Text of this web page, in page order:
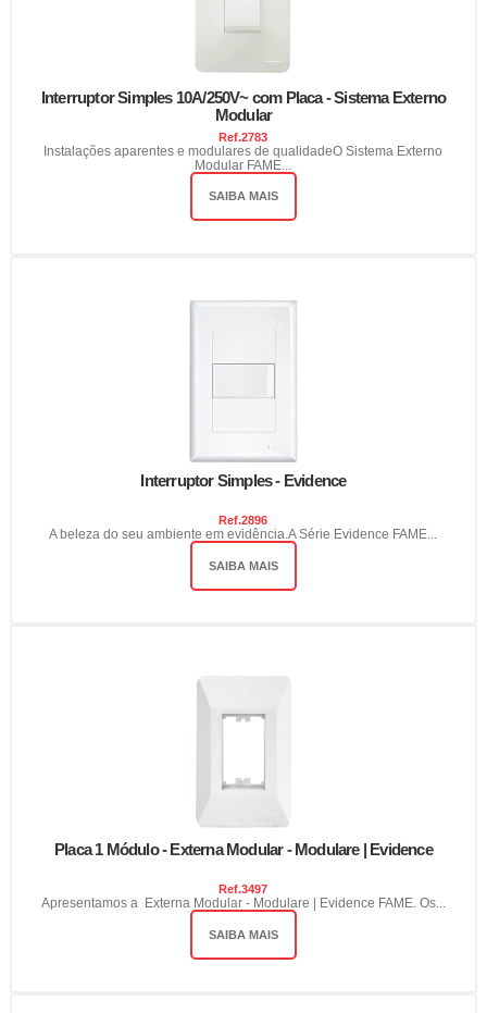
Interruptor Simples 10A/250V~ com Placa - Sistema Externo
Modular
Ref.2783
Instalações aparentes e modulares de qualidadeO Sistema Externo
Modular FAME...
SAIBA MAIS
Interruptor Simples - Evidence
Ref.2896
A beleza do seu ambiente em evidência.A Série Evidence FAME...
SAIBA MAIS
Placa 1 Módulo - Externa Modular - Modulare | Evidence
Ref.3497
Apresentamos a Externa Modular - Modulare | Evidence FAME. Os...
SAIBA MAIS